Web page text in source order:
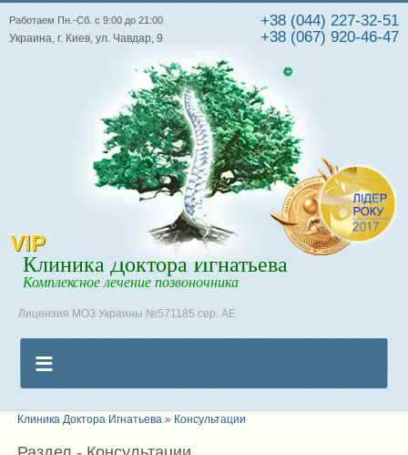
+38 (044) 227-32-51
+38 (067) 920-46-47
Работаем Пн.-Сб. с 9:00 до 21:00
Украина, г. Киев, ул. Чавдар, 9
VIP
Клиника Доктора Игнатьева
Комплексное лечение позвоночника
Лицензия МОЗ Украины №571185 сер. АЕ
Клиника Доктора Игнатьева » Консультации